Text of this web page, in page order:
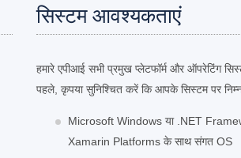
सिस्टम आवश्यकताएं
हमारे एपीआई सभी प्रमुख प्लेटफॉर्म और ऑपरेटिंग
पहले, कृपया सुनिश्चित करें कि आपके सिस्टम पर
Microsoft Windows या .NET
Xamarin Platforms के साथ संगत OS